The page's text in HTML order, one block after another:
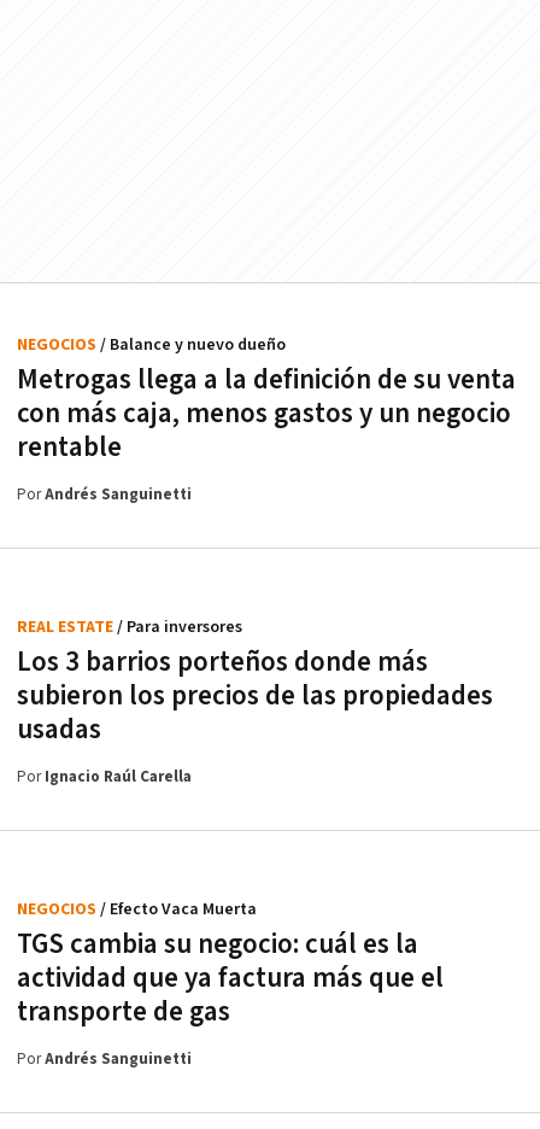
Metrogas llega a la definición de su venta
con más caja, menos gastos y un negocio
rentable
NEGOCIOS / Balance y nuevo dueño
PorAndrés Sanguinetti
Los 3 barrios porteños donde más
subieron los precios de las propiedades
usadas
REAL ESTATE/ Para inversores
PorIgnacio Raúl Carella
TGS cambia su negocio: cuál es la
actividad que ya factura más que el
transporte de gas
NEGOCIOS / Efecto Vaca Muerta
PorAndrés Sanguinetti